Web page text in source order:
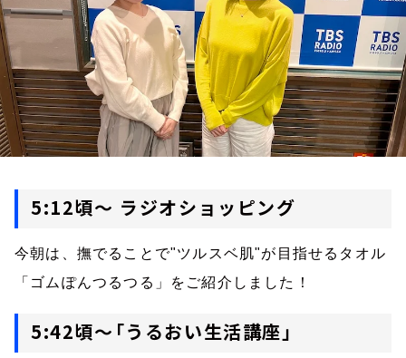
5:12頃～ ラジオショッピング
今朝は、撫でることで"ツルスベ肌"が目指せるタオル
「ゴムぽんつるつる」をご紹介しました！
5:42頃～「うるおい生活講座」